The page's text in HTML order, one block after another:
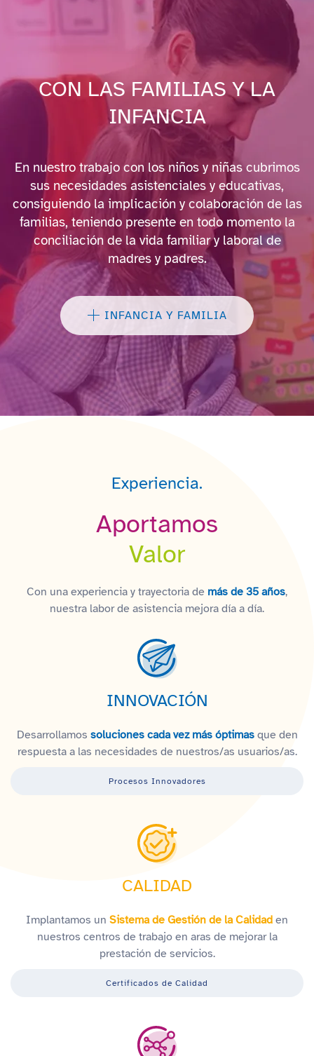
CON LAS FAMILIAS Y LA
INFANCIA
En nuestro trabajo con los niños y niñas cubrimos
sus necesidades asistenciales y educativas,
consiguiendo la implicación y colaboración de las
familias, teniendo presente en todo momento la
conciliación de la vida familiar y laboral de
madres y padres.
INFANCIA Y FAMILIA
Experiencia.
Aportamos
Valor
Con una experiencia y trayectoria de más de 35 años,
nuestra labor de asistencia mejora día a día.
INNOVACIÓN
Desarrollamos soluciones cada vez más óptimasque den
respuesta a las necesidades de nuestros/as usuarios/as.
Procesos Innovadores
CALIDAD
Implantamos un Sistema de Gestión de la Calidad en
nuestros centros de trabajo en aras de mejorar la
prestación de servicios.
Certificados de Calidad